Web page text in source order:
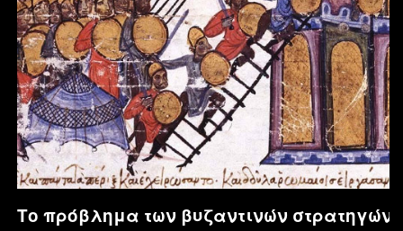
Το πρόβλημα των βυζαντινών στρατηγών